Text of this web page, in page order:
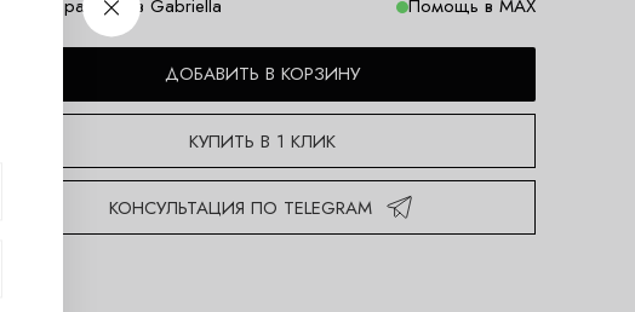
Таблица размеров Gabriella Помощь в MAX
ДОБАВИТЬ В КОРЗИНУ
КУПИТЬ В 1 КЛИК
КОНСУЛЬТАЦИЯ ПО TELEGRAM